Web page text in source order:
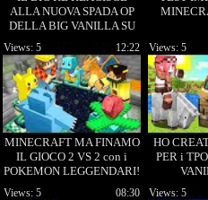
ALLA NUOVA SPADA OP
DELLA BIG VANILLA SU
MINECRAFT!
MINECRAFT MA FINAMO
IL GIOCO 2 VS 2 con i
POKEMON LEGGENDARI!
12:22
Views: 5
HO
PER i
Views: 5
08:30
Views: 5 Views: 5